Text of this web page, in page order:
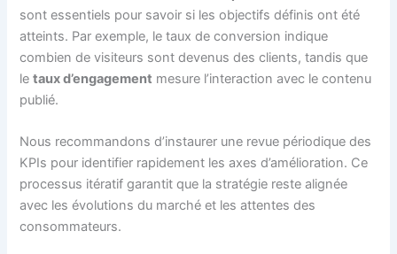
sont essentiels pour savoir si les objectifs définis ont été
atteints. Par exemple, le taux de conversion indique
combien de visiteurs sont devenus des clients, tandis que
letaux d’engagement mesure l’interaction avec le contenu
publié.
Nous recommandons d’instaurer une revue périodique des
KPIs pour identifier rapidement les axes d’amélioration. Ce
processus itératif garantit que la stratégie reste alignée
avec les évolutions du marché et les attentes des
consommateurs.